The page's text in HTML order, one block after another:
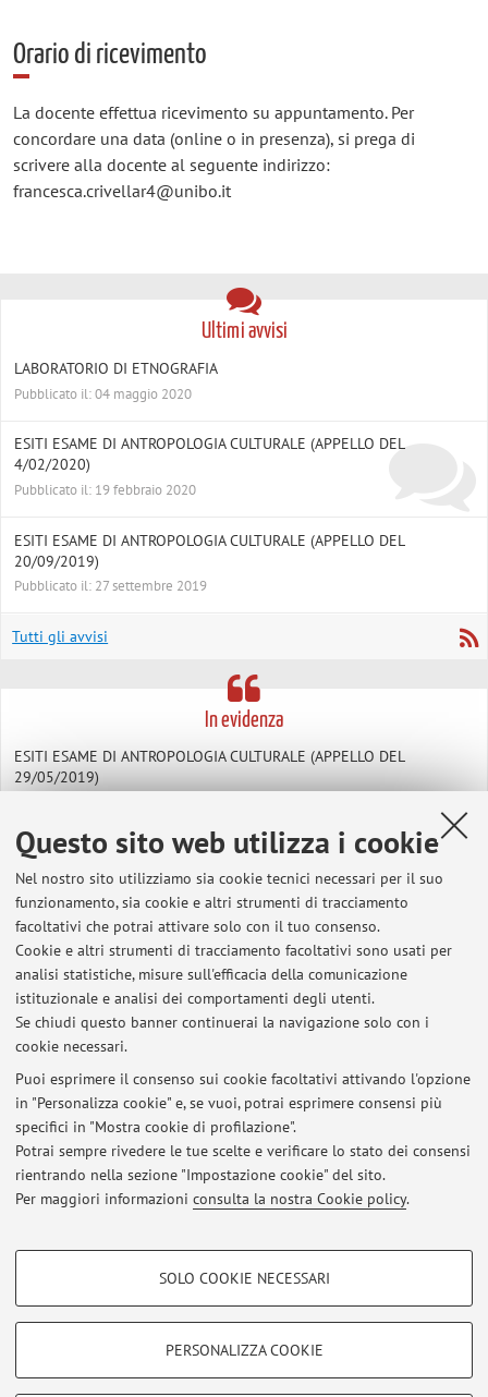
Questo sito web utilizza i cookie
Nel nostro sito utilizziamo sia cookie tecnici necessari per il suo
funzionamento, sia cookie e altri strumenti di tracciamento
facoltativi che potrai attivare solo con il tuo consenso.
Cookie e altri strumenti di tracciamento facoltativi sono usati per
analisi statistiche, misure sull'efficacia della comunicazione
istituzionale e analisi dei comportamenti degli utenti.
Se chiudi questo banner continuerai la navigazione solo con i
cookie necessari.
Puoi esprimere il consenso sui cookie facoltativi attivando l'opzione
in "Personalizza cookie" e, se vuoi, potrai esprimere consensi più
specifici in "Mostra cookie di profilazione".
Potrai sempre rivedere le tue scelte e verificare lo stato dei consensi
rientrando nella sezione "Impostazione cookie" del sito.
Per maggiori informazioni consulta la nostra Cookie policy.
COOKIE DI PROFILAZIONE - FACOLTATIVI
SOLO COOKIE NECESSARI
PERSONALIZZA COOKIE
Orario di ricevimento
La docente effettua ricevimento su appuntamento. Per
concordare una data (online o in presenza), si prega di
scrivere alla docente al seguente indirizzo:
francesca.crivellar4@unibo.it
Ultimi avvisi
LABORATORIO DI ETNOGRAFIA
Pubblicato il: 04 maggio 2020
ESITI ESAME DI ANTROPOLOGIA CULTURALE (APPELLO DEL
4/02/2020)
Pubblicato il: 19 febbraio 2020
ESITI ESAME DI ANTROPOLOGIA CULTURALE (APPELLO DEL
20/09/2019)
Pubblicato il: 27 settembre 2019
Tutti gli avvisi
In evidenza
ESITI ESAME DI ANTROPOLOGIA CULTURALE (APPELLO DEL
29/05/2019)
ESITI ANTROPOLOGIA CULTURALE (APPELLO DEL 19/12/2018)
ESITI ESAME ANTROPOLOGIA CULTURALE (APPELLO DEL
21/09/2017)
ESITI ESAME ANTROPOLOGIA CULTURALE (APPELLO 17/07/2018)
ESITI ESAME ANTROPOLOGIA CULTURALE (APPELLO 19/06/2018)
ESITO APPELLO ANTROPOLOGIA CULTURALE 24/01/2018
ESITO APPELLO ANTROPOLOGIA CULTURALE 10/01/2018
Area riservata
Accedi tramiteloginper gestire tutti i contenuti del sito.